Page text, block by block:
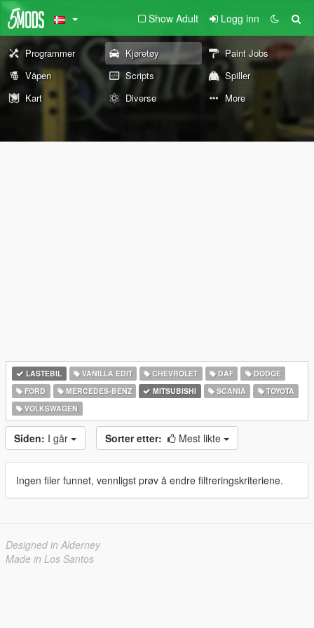
Show Adult Logg inn
Programmer Kjøretøy
Paint Jobs
Våpen
Scripts
Spiller
Kart
Diverse More
LASTEBIL VANILLA EDIT CHEVROLET DAF
DODGE
FORD
MERCEDES-BENZ MITSUBISHI SCANIA
TOYOTA
VOLKSWAGEN
Siden: I går Sorter etter: Mest likte
Ingen filer funnet, vennligst prøv å endre filtreringskriteriene.
Designed in Alderney
Made in Los Santos